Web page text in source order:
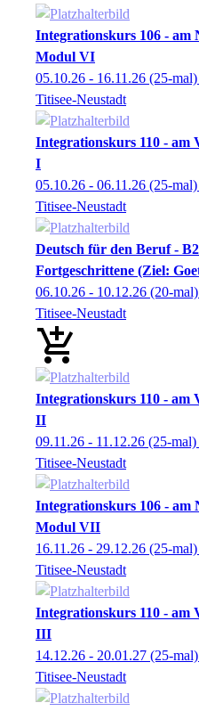
Integrationskurs 106 - am
Modul VI
05.10.26 - 16.11.26 (25-mal)
Titisee-Neustadt
Integrationskurs 110 - am
I
05.10.26 - 06.11.26 (25-mal)
Titisee-Neustadt
Deutsch für den Beruf -
Fortgeschrittene (Ziel:
06.10.26 - 10.12.26 (20-mal)
Titisee-Neustadt
Integrationskurs 110 - am
II
09.11.26 - 11.12.26 (25-mal)
Titisee-Neustadt
Integrationskurs 106 - am
Modul VII
16.11.26 - 29.12.26 (25-mal)
Titisee-Neustadt
Integrationskurs 110 - am
III
14.12.26 - 20.01.27 (25-mal)
Titisee-Neustadt